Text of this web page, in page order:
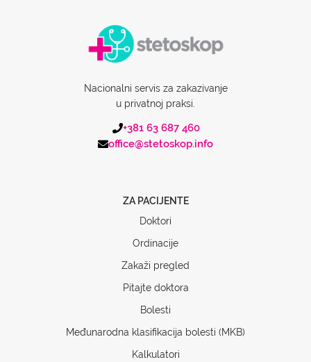
Nacionalni servis za zakazivanje
u privatnoj praksi.
+381 63 687 460
office@stetoskop.info
ZA PACIJENTE
Doktori
Ordinacije
Zakaži pregled
Pitajte doktora
Bolesti
Međunarodna klasifikacija bolesti (MKB)
Kalkulatori